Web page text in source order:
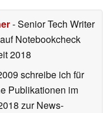
- Senior Tech Writer
Notebookcheck
2018
schreibe ich für
Publikationen im
zur News-